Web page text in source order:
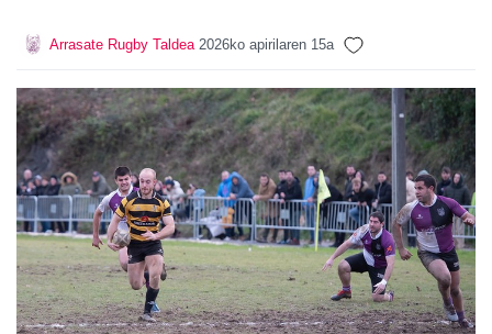
Arrasate Rugby Taldea 2026ko apirilaren 15a